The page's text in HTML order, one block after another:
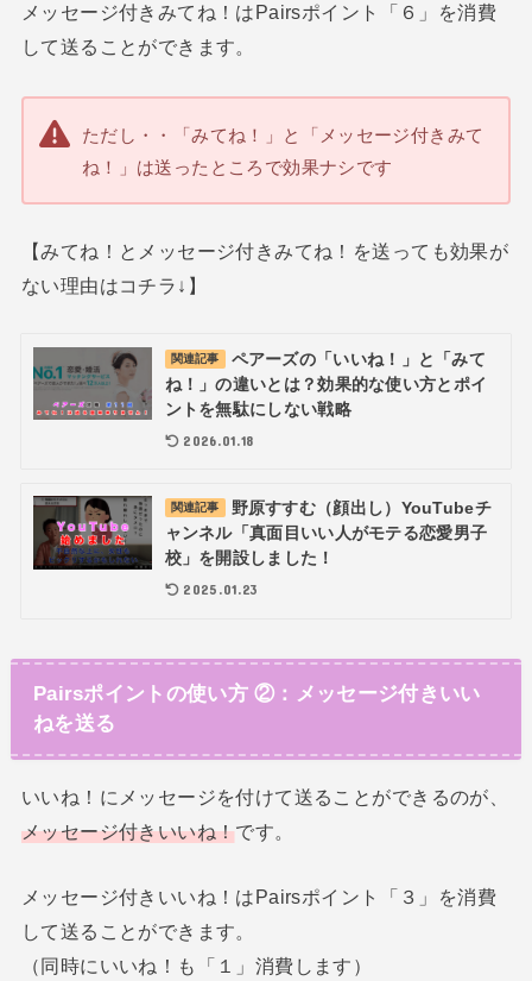
メッセージ付きみてね！はPairsポイント「６」を消費
して送ることができます。
ただし・・「みてね！」と「メッセージ付きみて
ね！」は送ったところで効果ナシです
【みてね！とメッセージ付きみてね！を送っても効果が
ない理由はコチラ↓】
関連記事
ペアーズの「いいね！」と「みて
ね！」の違いとは？効果的な使い方とポイ
ントを無駄にしない戦略
2026.01.18
関連記事
野原すすむ（顔出し）YouTubeチ
ャンネル「真面目いい人がモテる恋愛男子
校」を開設しました！
2025.01.23
Pairsポイントの使い方 ②：メッセージ付きいい
ねを送る
いいね！にメッセージを付けて送ることができるのが、
メッセージ付きいいね！です。
メッセージ付きいいね！はPairsポイント「３」を消費
して送ることができます。
（同時にいいね！も「１」消費します）